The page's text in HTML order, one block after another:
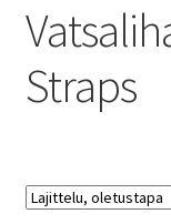
Yhteystiedot
Straps